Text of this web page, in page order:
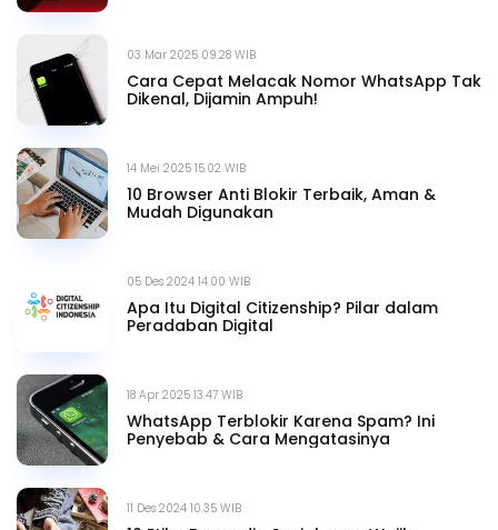
03 Mar 2025 09.28 WIB
Cara Cepat Melacak Nomor WhatsApp Tak
Dikenal, Dijamin Ampuh!
14 Mei 2025 15.02 WIB
10 Browser Anti Blokir Terbaik, Aman &
Mudah Digunakan
05 Des 2024 14.00 WIB
Apa Itu Digital Citizenship? Pilar dalam
Peradaban Digital
18 Apr 2025 13.47 WIB
WhatsApp Terblokir Karena Spam? Ini
Penyebab & Cara Mengatasinya
11 Des 2024 10.35 WIB